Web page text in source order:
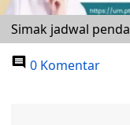
Simak jadwal
0 Komentar